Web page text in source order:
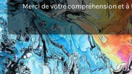
Merci de votre compréhension et à